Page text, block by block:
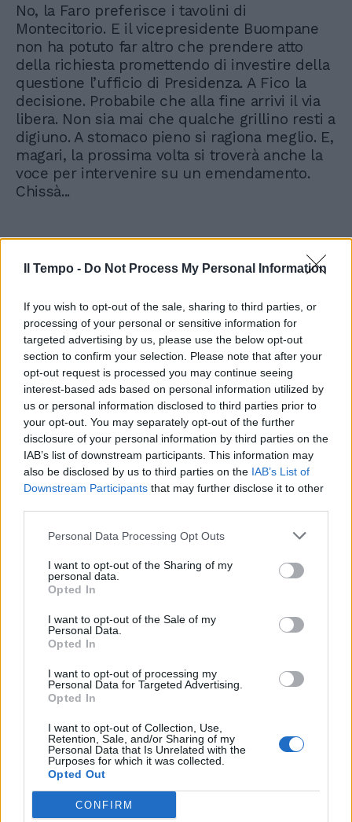
Il Tempo - Do Not Process My Personal Information
If you wish to opt-out of the sale, sharing to third parties, or
processing of your personal or sensitive information for
targeted advertising by us, please use the below opt-out
section to confirm your selection. Please note that after your
opt-out request is processed you may continue seeing
interest-based ads based on personal information utilized by
us or personal information disclosed to third parties prior to
your opt-out. You may separately opt-out of the further
disclosure of your personal information by third parties on the
IAB’s list of downstream participants. This information may
also be disclosed by us to third parties on the IAB’s List of
Downstream Participants that may further disclose it to other
Personal Data Processing Opt Outs
I want to opt-out of the Sharing of my
personal data.
Opted In
I want to opt-out of the Sale of my
Personal Data.
Opted In
I want to opt-out of processing my
Personal Data for Targeted Advertising.
Opted In
I want to opt-out of Collection, Use,
Retention, Sale, and/or Sharing of my
Personal Data that Is Unrelated with the
Purposes for which it was collected.
Opted Out
CONFIRM
No, la Faro preferisce i tavolini di
Montecitorio. E il vicepresidente Buompane
non ha potuto far altro che prendere atto
della richiesta promettendo di investire della
questione l’ufficio di Presidenza. A Fico la
decisione. Probabile che alla fine arrivi il via
libera. Non sia mai che qualche grillino resti a
digiuno. A stomaco pieno si ragiona meglio. E,
magari, la prossima volta si troverà anche la
voce per intervenire su un emendamento.
Chissà...